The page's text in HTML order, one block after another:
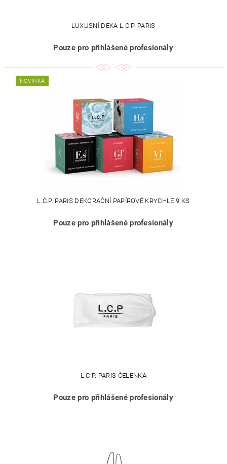
LUXUSNÍ DEKA L.C.P. PARIS
Pouze pro přihlášené profesionály
NOVINKA
L.C.P. PARIS DEKORAČNÍ PAPÍROVÉ KRYCHLE 9 KS
Pouze pro přihlášené profesionály
L.C.P. PARIS ČELENKA
Pouze pro přihlášené profesionály